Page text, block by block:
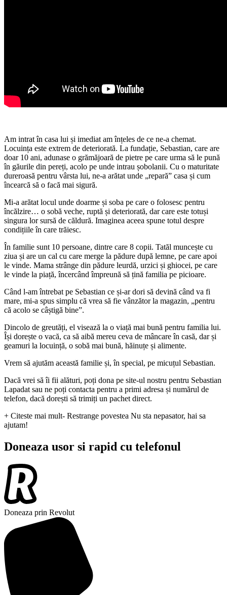
Am intrat în casa lui și imediat am înțeles de ce ne-a chemat.
Locuința este extrem de deteriorată. La fundație, Sebastian, care are
doar 10 ani, adunase o grămăjoară de pietre pe care urma să le pună
în găurile din pereți, acolo pe unde intrau șobolanii. Cu o maturitate
dureroasă pentru vârsta lui, ne-a arătat unde „repară” casa și cum
încearcă să o facă mai sigură.
Mi-a arătat locul unde doarme și soba pe care o folosesc pentru
încălzire… o sobă veche, ruptă și deteriorată, dar care este totuși
singura lor sursă de căldură. Imaginea aceea spune totul despre
condițiile în care trăiesc.
În familie sunt 10 persoane, dintre care 8 copii. Tatăl muncește cu
ziua și are un cal cu care merge la pădure după lemne, pe care apoi
le vinde. Mama strânge din pădure leurdă, urzici și ghiocei, pe care
le vinde la piață, încercând împreună să țină familia pe picioare.
Când l-am întrebat pe Sebastian ce și-ar dori să devină când va fi
mare, mi-a spus simplu că vrea să fie vânzător la magazin, „pentru
că acolo se câștigă bine”.
Dincolo de greutăți, el visează la o viață mai bună pentru familia lui.
Își dorește o vacă, ca să aibă mereu ceva de mâncare în casă, dar și
geamuri la locuință, o sobă mai bună, hăinuțe și alimente.
Vrem să ajutăm această familie și, în special, pe micuțul Sebastian.
Dacă vrei să îi fii alături, poți dona pe site-ul nostru pentru Sebastian
Lapadat sau ne poți contacta pentru a primi adresa și numărul de
telefon, dacă dorești să trimiți un pachet direct.
+ Citeste mai mult- Restrange povestea Nu sta nepasator, hai sa
ajutam!
Doneaza usor si rapid cu telefonul
Doneaza prin Revolut